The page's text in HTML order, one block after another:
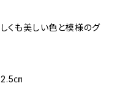
くも美しい色と模様のグ
㎝